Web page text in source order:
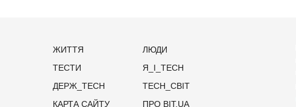
ЖИТТЯ
ЛЮДИ
ТЕСТИ
Я_І_TECH
ДЕРЖ_TECH
TECH_СВІТ
КАРТА САЙТУ
ПРО BIT.UA